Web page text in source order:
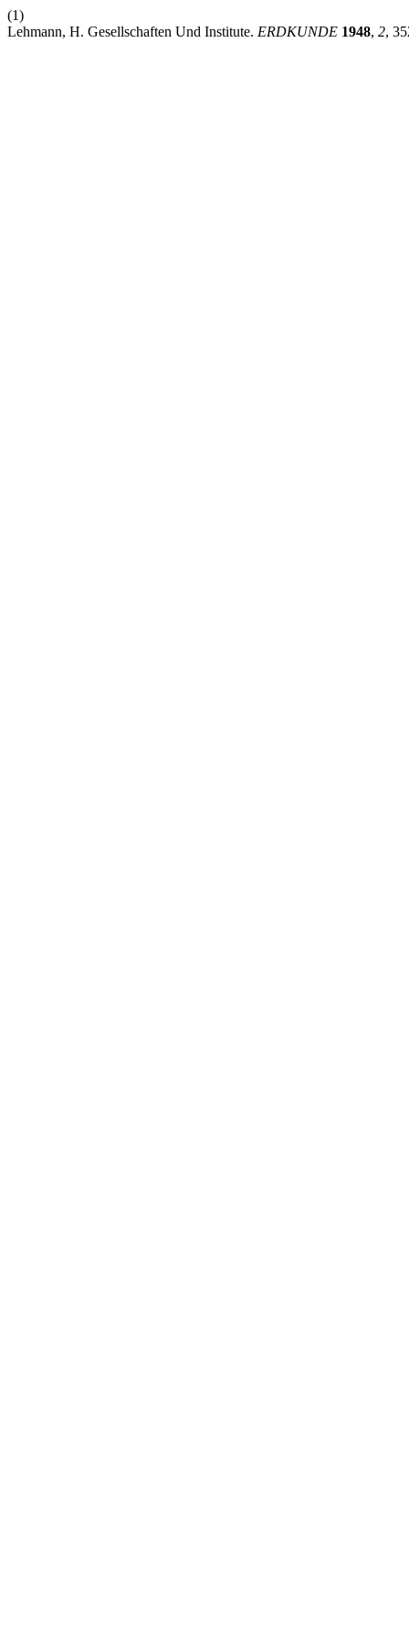
(1)
Lehmann, H. Gesellschaften Und Institute. ERDKUNDE 1948, 2,